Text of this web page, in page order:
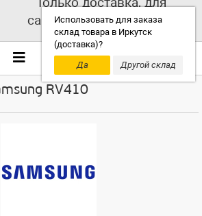
Использовать для заказа
склад товара в Иркутск
(доставка)?
Да
Другой склад
самовывоза выбирайте
другой склад!
RV410